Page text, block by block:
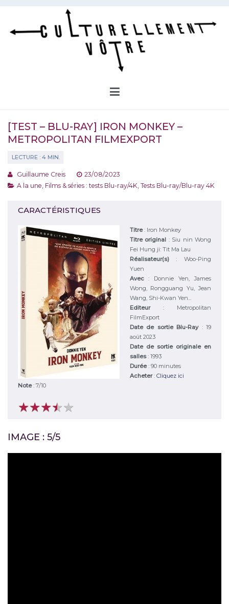
Aller
contenu
[TEST – BLU-RAY] IRON MONKEY –
METROPOLITAN FILMEXPORT
Guillaume Creis
23/08/2023
A la une Films & séries : tests Blu-ray/4K Tests Blu-ray/Blu-ray 4K
CARACTÉRISTIQUES
Titre: Iron Monkey
Titre original : Siu nin Wong
Fei Hung ji: Tit Ma Lau
Réalisateur(s): Woo-Ping
Yuen
Avec: Donnie Yen, James
Wong, Rongguang Yu, Jean
Wang, Shi-Kwan Yen...
Editeur : Metropolitan
FilmExport
Date de sortie Blu-Ray : 19
août 2023
Date de sortie originale en
salles: 1993
Durée: 90 minutes
Acheter: Cliquez ici
Note: 7/10
★★★★★
★★★★★
IMAGE : 5/5